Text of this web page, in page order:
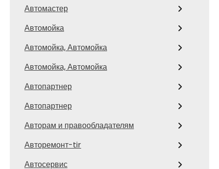
Автомастер
Автомойка
Автомойка, Автомойка
Автомойка, Автомойка
Автопартнер
Автопартнер
Авторам и правообладателям
Авторемонт-tir
Автосервис